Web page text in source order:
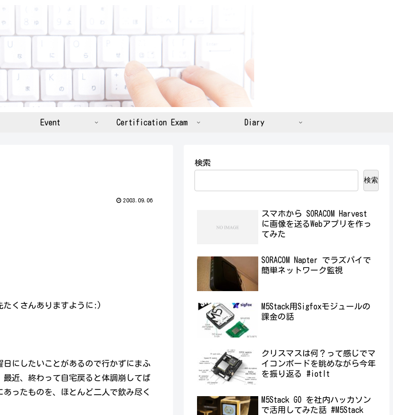
Event Certification Exam Diary
2003.09.06
くさんありますように:)
にしたいことがあるので行かずにまふ
近、終わって自宅戻ると体調崩してば
ったものを、ほとんど二人で飲み尽く
検索
検索
スマホから SORACOM Harvest
に画像を送るWebアプリを作っ
てみた
SORACOM Napter でラズパイで
簡単ネットワーク監視
M5Stack用Sigfoxモジュールの
課金の話
クリスマスは何？って感じでマ
イコンボードを眺めながら今年
を振り返る #iotlt
M5Stack GO を社内ハッカソン
で活用してみた話 #M5Stack